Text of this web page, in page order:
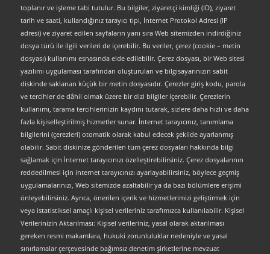
toplanır ve işleme tabi tutulur. Bu bilgiler, ziyaretçi kimliği (ID), ziyaret
tarih ve saati, kullandığınız tarayıcı tipi, İnternet Protokol Adresi (IP
adresi) ve ziyaret edilen sayfaların yanı sıra Web sitemizden indirdiğiniz
dosya türü ile ilgili verileri de içerebilir. Bu veriler, çerez (cookie – metin
dosyası) kullanımı esnasında elde edilebilir. Çerez dosyası, bir Web sitesi
yazılımı uygulaması tarafından oluşturulan ve bilgisayarınızın sabit
diskinde saklanan küçük bir metin dosyasıdır. Çerezler giriş kodu, parola
ve tercihler de dâhil olmak üzere bir dizi bilgiler içerebilir. Çerezlerin
kullanımı, tarama tercihlerinizin kaydını tutarak, sizlere daha hızlı ve daha
fazla kişiselleştirilmiş hizmetler sunar. İnternet tarayıcınız, tanımlama
bilgilerini (çerezleri) otomatik olarak kabul edecek şekilde ayarlanmış
olabilir. Sabit diskinize gönderilen tüm çerez dosyaları hakkında bilgi
sağlamak için İnternet tarayıcınızı özelleştirebilirsiniz. Çerez dosyalarının
reddedilmesi için internet tarayıcınızı ayarlayabilirsiniz, böylece geçmiş
uygulamalarınızı, Web sitemizde azaltabilir ya da bazı bölümlere erişimi
önleyebilirsiniz. Ayrıca, önerilen içerik ve hizmetlerimizi geliştirmek için
veya istatistiksel amaçlı kişisel verileriniz tarafımızca kullanılabilir. Kişisel
Verilerinizin Aktarılması: Kişisel verileriniz, yasal olarak aktarılması
gereken resmi makamlara, hukuki zorunluluklar nedeniyle ve yasal
sınırlamalar çerçevesinde bağımsız denetim şirketlerine mevzuat